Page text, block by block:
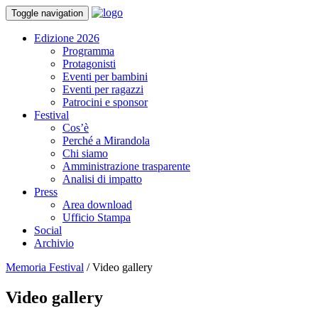
Toggle navigation
Edizione 2026
Programma
Protagonisti
Eventi per bambini
Eventi per ragazzi
Patrocini e sponsor
Festival
Cos’è
Perché a Mirandola
Chi siamo
Amministrazione trasparente
Analisi di impatto
Press
Area download
Ufficio Stampa
Social
Archivio
Memoria Festival /Video gallery
Video gallery